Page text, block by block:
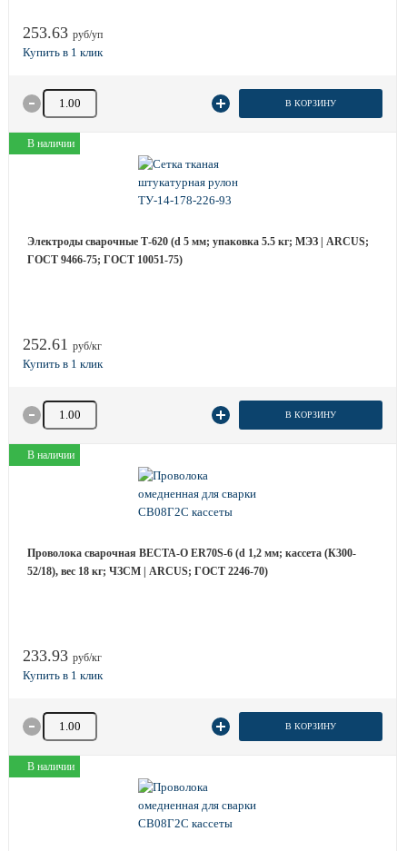
253.63 руб/уп
Количество товара В КОРЗИНУ
В наличии
Электроды сварочные Т-620 (d 5 мм; упаковка 5.5 кг; МЭЗ | ARCUS;
ГОСТ 9466-75; ГОСТ 10051-75)
252.61 руб/кг
Количество товара В КОРЗИНУ
В наличии
Проволока сварочная ВЕСТА-О ER70S-6 (d 1,2 мм; кассета (К300-
52/18), вес 18 кг; ЧЗСМ | ARCUS; ГОСТ 2246-70)
233.93 руб/кг
Количество товара В КОРЗИНУ
В наличии